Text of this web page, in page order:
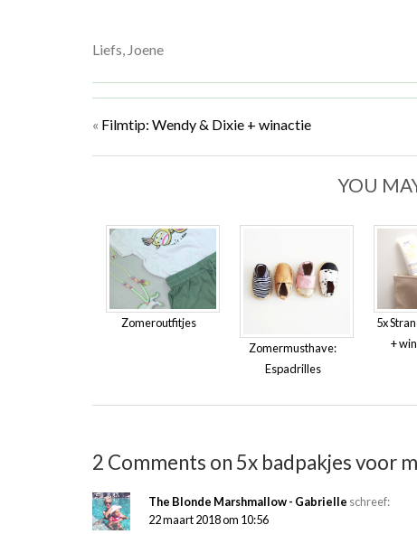
Liefs, Joene
« Filmtip: Wendy & Dixie + winactie
YOU
Zomeroutfitjes
Zomermusthave:
Espadrilles
5x
+
2 Comments on 5x badpakjes voor
The Blonde Marshmallow - Gabrielle schreef:
22 maart 2018 om 10:56